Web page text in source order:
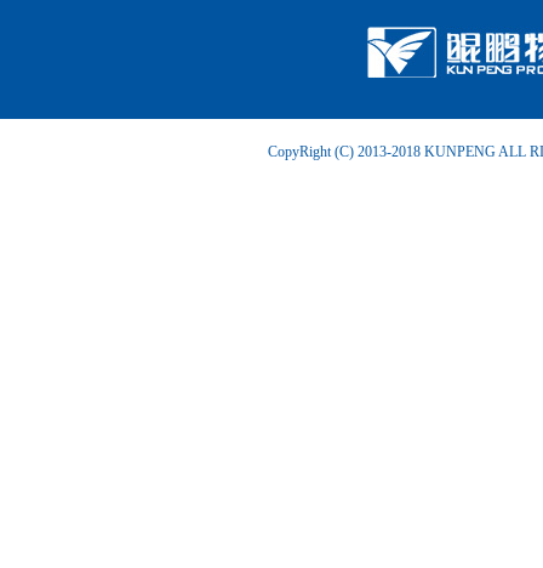
CopyRight (C) 2013-2018 KUNPENG ALL